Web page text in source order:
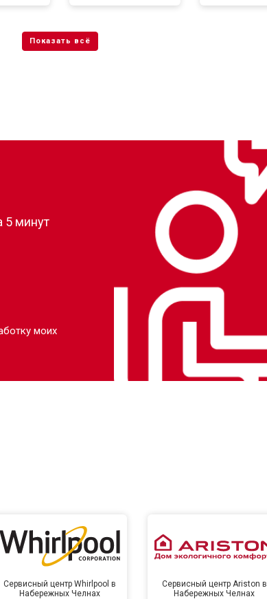
от 50 мин
5 минут
моих
Сервисный центр Whirlpool в
Набережных Челнах
Сервисный центр Ariston в
Набережных Челнах